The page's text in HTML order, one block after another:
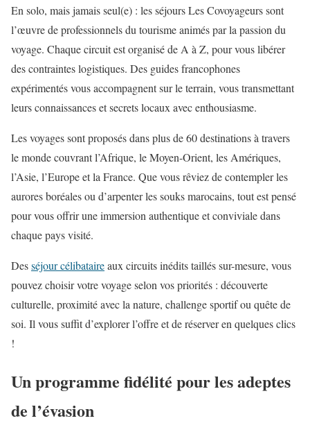
En solo, mais jamais seul(e) : les séjours Les Covoyageurs sont
l’œuvre de professionnels du tourisme animés par la passion du
voyage. Chaque circuit est organisé de A à Z, pour vous libérer
des contraintes logistiques. Des guides francophones
expérimentés vous accompagnent sur le terrain, vous transmettant
leurs connaissances et secrets locaux avec enthousiasme.
Les voyages sont proposés dans plus de 60 destinations à travers
le monde couvrant l’Afrique, le Moyen-Orient, les Amériques,
l’Asie, l’Europe et la France. Que vous rêviez de contempler les
aurores boréales ou d’arpenter les souks marocains, tout est pensé
pour vous offrir une immersion authentique et conviviale dans
chaque pays visité.
Desséjour célibataireaux circuits inédits taillés sur-mesure, vous
pouvez choisir votre voyage selon vos priorités : découverte
culturelle, proximité avec la nature, challenge sportif ou quête de
soi. Il vous suffit d’explorer l’offre et de réserver en quelques clics
!
Un programme fidélité pour les adeptes
de l’évasion